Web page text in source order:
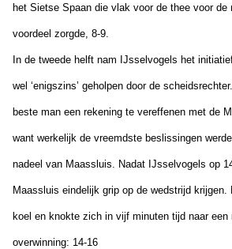
het Sietse Spaan die vlak voor de thee voor de
voordeel zorgde, 8-9.
In de tweede helft nam IJsselvogels het
wel ‘enigszins’ geholpen door de
beste man een rekening te vereffenen met de
want werkelijk de vreemdste beslissingen
nadeel van Maassluis. Nadat IJsselvogels op
Maassluis eindelijk grip op de wedstrijd krijgen.
koel en knokte zich in vijf minuten tijd naar een
overwinning: 14-16